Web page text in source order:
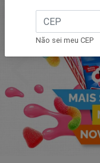
Não sei meu CEP